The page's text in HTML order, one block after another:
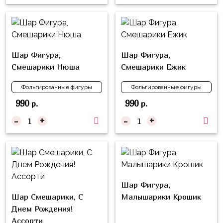
Шар Фигура,
Смешарики Нюша
Фольгированные фигуры
990р.
- +
Шар Фигура,
Смешарики Ежик
Фольгированные фигуры
990р.
- +
Шар Смешарики, С
Днем Рождения!
Ассорти
Шар Фигура,
Малышарики Крошик
см
Фольга
81
см
Фольга
см
Фольгированные
с
рисунком
Фольгированные
фигуры
Готовые
Выпускной
1
Хэллоуин
Девичник
Свадьба
Мальчик
или
Девочка
Кота
ми-
мишки
Грузовичок
Лёва
Свинка
Смешарики/
Малышарики
Холодное
Мой
Маленький
zakazsharoff@yandex.ru
г.
ул.
М.Горького,
62/2